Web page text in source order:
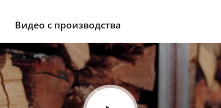
Видео с производства